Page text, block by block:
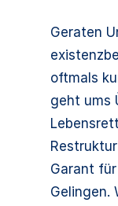
Geraten
oftmals
geht ums
Garant
Gelingen.